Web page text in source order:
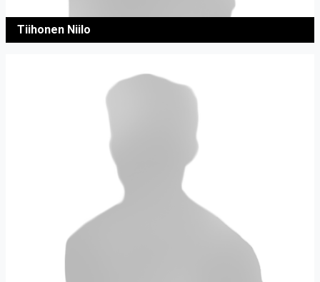
Tiihonen Niilo